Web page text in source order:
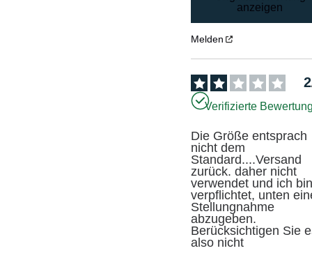
anzeigen
Melden
2
Verifizierte
Die Größe entsprach
nicht dem
Standard....Versand
zurück. daher nicht
verwendet und ich
verpflichtet, unten
Stellungnahme
abzugeben.
Berücksichtigen Sie
also nicht